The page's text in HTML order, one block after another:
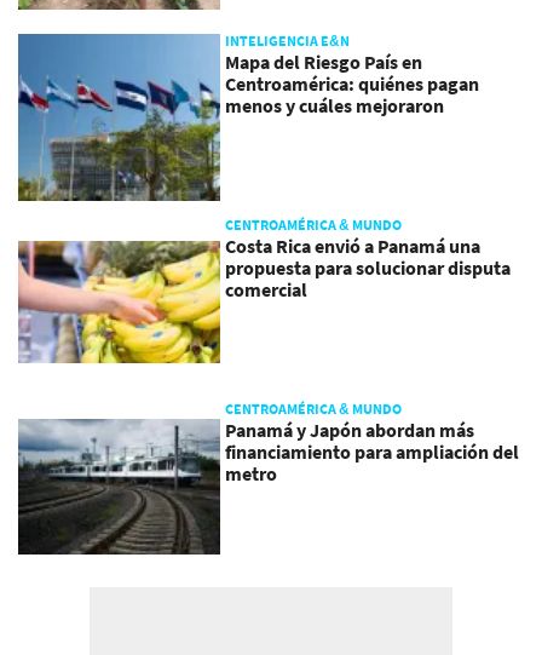
INTELIGENCIA E&N
Mapa del Riesgo País en
Centroamérica: quiénes pagan
menos y cuáles mejoraron
CENTROAMÉRICA & MUNDO
Costa Rica envió a Panamá una
propuesta para solucionar disputa
comercial
CENTROAMÉRICA & MUNDO
Panamá y Japón abordan más
financiamiento para ampliación del
metro